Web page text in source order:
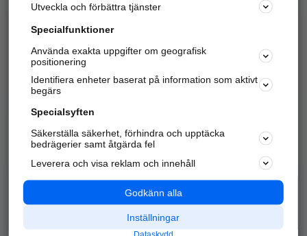
Marknadsför företaget
Kom igång och annonsera mot
samarbetspartners nära dig.
Alla kategorier
Populära sökningar
API & Kartor
Annonsera
Integritet
Nödnummer
Utveckla och förbättra tjänster
Specialfunktioner
Använda exakta uppgifter om geografisk
positionering
Identifiera enheter baserat på information som aktivt
begärs
Specialsyften
Säkerställa säkerhet, förhindra och upptäcka
bedrägerier samt åtgärda fel
Leverera och visa reklam och innehåll
Godkänn alla
Inställningar
Dataskydd